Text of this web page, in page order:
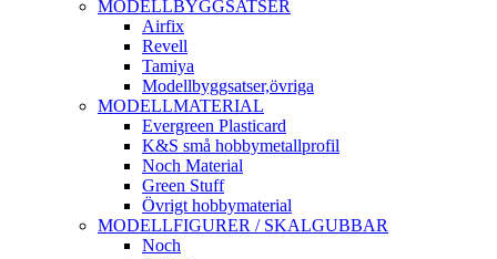
MODELLBYGGSATSER
Airfix
Revell
Tamiya
Modellbyggsatser,övriga
MODELLMATERIAL
Evergreen Plasticard
K&S små hobbymetallprofil
Noch Material
Green Stuff
Övrigt hobbymaterial
MODELLFIGURER / SKALGUBBAR
Noch